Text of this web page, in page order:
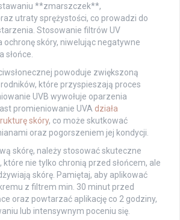
**zmarszczek**,
utraty sprężystości, co prowadzi do
Stosowanie filtrów UV
skóry, niwelując negatywne
słońce.
powoduje zwiększoną
które przyspieszają proces
UVB wywołuje oparzenia
promieniowanie UVA działa
skóry, co może skutkować
oraz pogorszeniem jej kondycji.
skórę, należy stosować skuteczne
nie tylko chronią przed słońcem, ale
skórę. Pamiętaj, aby aplikować
z filtrem min. 30 minut przed
oraz powtarzać aplikację co 2 godziny,
lub intensywnym poceniu się.